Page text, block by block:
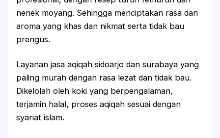
nenek moyang. Sehingga menciptakan rasa dan
aroma yang khas dan nikmat serta tidak bau
prengus.
Layanan jasa aqiqah sidoarjo dan surabaya yang
paling murah dengan rasa lezat dan tidak bau.
Dikelolah oleh koki yang berpengalaman,
terjamin halal, proses aqiqah sesuai dengan
syariat islam.